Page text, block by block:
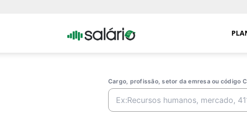
Portal
Cargo, profissão, setor da emresa ou código